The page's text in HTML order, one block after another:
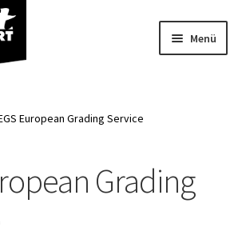
Menü
European Grading Service
Grading